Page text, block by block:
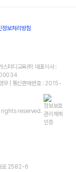
정보처리방침
터디교육㈜ 대표이사 :
00034
무 | 통신판매번호 : 2015-
reserved.
로 2582-6